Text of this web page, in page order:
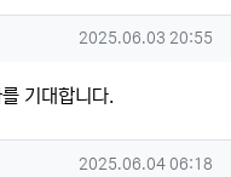
작성일
2025.06.03 20:55
기대합니다.
작성일
2025.06.04 06:18